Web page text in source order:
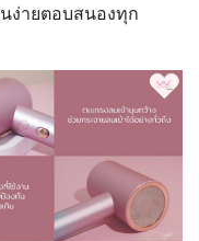
ง่ายตอบสนองทุก